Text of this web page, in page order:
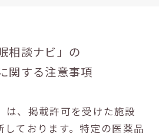
相談ナビ」の
関する注意事項
は、掲載許可を受けた施設
しております。特定の医薬品